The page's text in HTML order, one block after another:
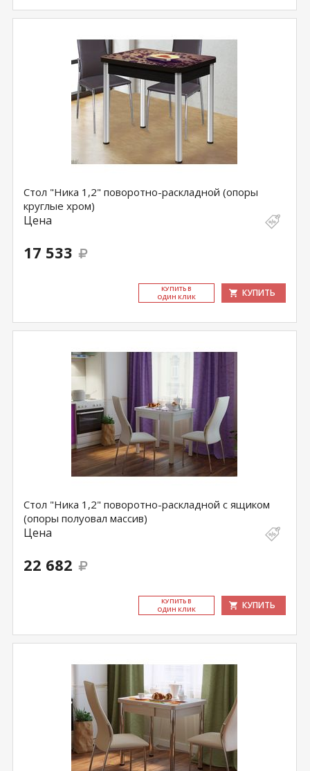
Стол "Ника 1,2" поворотно-раскладной (опоры
круглые хром)
Цена
17 533
КУ­ПИТЬ В
ОДИН КЛИК
КУПИТЬ
Стол "Ника 1,2" поворотно-раскладной с ящиком
(опоры полуовал массив)
Цена
22 682
КУ­ПИТЬ В
ОДИН КЛИК
КУПИТЬ